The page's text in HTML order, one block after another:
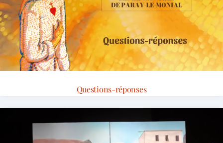
Questions-réponses